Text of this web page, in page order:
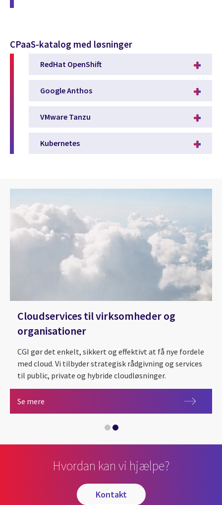
CPaaS-katalog med løsninger
RedHat OpenShift
Google Anthos
VMware Tanzu
Kubernetes
Klar til cloud med CGI
Cloudservices til virksomheder og
organisationer
CGI gør det enkelt, sikkert og effektivt at få nye fordele
med cloud. Vi tilbyder strategisk rådgivning og services
til public, private og hybride cloudløsninger.
Se mere Cloudservices til virksomheder og organisationer
Hvordan kan vi hjælpe?
kontakt